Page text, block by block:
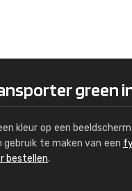
green
kleur op een
gebruik te maken van een
bestellen.